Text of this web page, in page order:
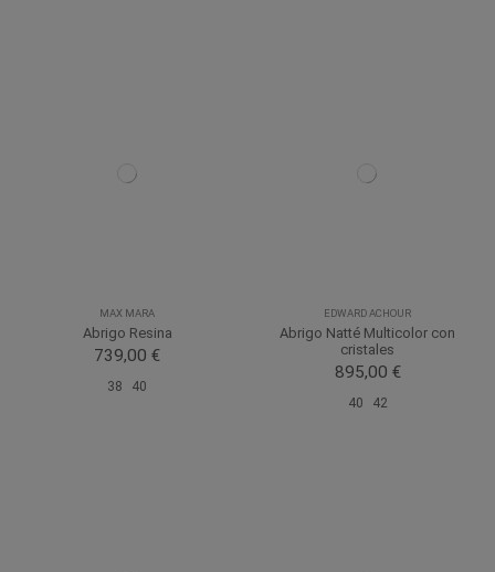
MAX MARA
Abrigo Resina
739,00 €
38 40
EDWARD ACHOUR
Abrigo Natté Multicolor con
cristales
895,00 €
40 42